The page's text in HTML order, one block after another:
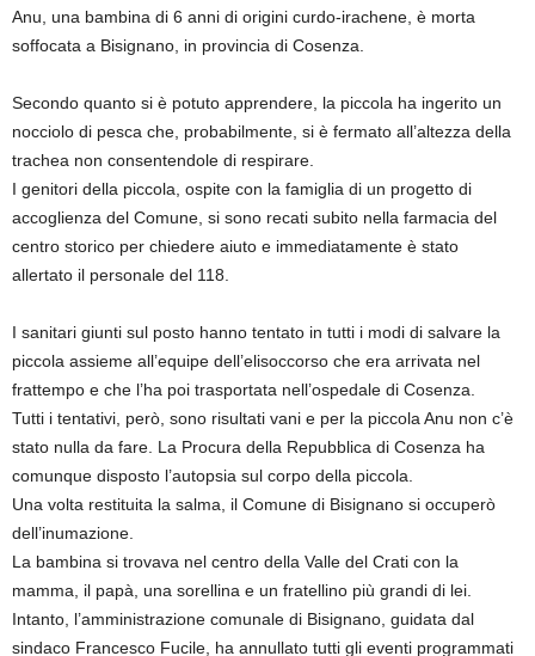
Anu, una bambina di 6 anni di origini curdo-irachene, è morta
soffocata a Bisignano, in provincia di Cosenza.
Secondo quanto si è potuto apprendere, la piccola ha ingerito un
nocciolo di pesca che, probabilmente, si è fermato all’altezza della
trachea non consentendole di respirare.
I genitori della piccola, ospite con la famiglia di un progetto di
accoglienza del Comune, si sono recati subito nella farmacia del
centro storico per chiedere aiuto e immediatamente è stato
allertato il personale del 118.
I sanitari giunti sul posto hanno tentato in tutti i modi di salvare la
piccola assieme all’equipe dell’elisoccorso che era arrivata nel
frattempo e che l’ha poi trasportata nell’ospedale di Cosenza.
Tutti i tentativi, però, sono risultati vani e per la piccola Anu non c’è
stato nulla da fare. La Procura della Repubblica di Cosenza ha
comunque disposto l’autopsia sul corpo della piccola.
Una volta restituita la salma, il Comune di Bisignano si occuperò
dell’inumazione.
La bambina si trovava nel centro della Valle del Crati con la
mamma, il papà, una sorellina e un fratellino più grandi di lei.
Intanto, l’amministrazione comunale di Bisignano, guidata dal
sindaco Francesco Fucile, ha annullato tutti gli eventi programmati